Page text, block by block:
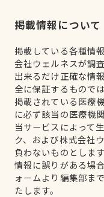
掲載情報について
掲載している各種情
会社ウェルネスが調
出来るだけ正確な情
全に保証するもので
掲載されている医療
に必ず該当の医療機
当サービスによって
ク、および株式会社
負わないものとします
情報に誤りがある場
ォームより編集部ま
たします。